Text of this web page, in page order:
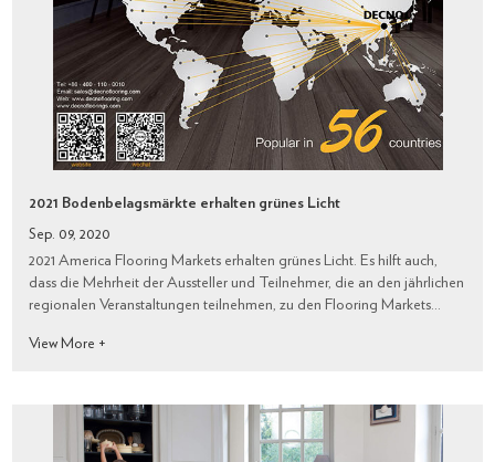
2021 Bodenbelagsmärkte erhalten grünes Licht
Sep. 09, 2020
2021 America Flooring Markets erhalten grünes Licht. Es hilft auch,
dass die Mehrheit der Aussteller und Teilnehmer, die an den jährlichen
regionalen Veranstaltungen teilnehmen, zu den Flooring Markets
View More +